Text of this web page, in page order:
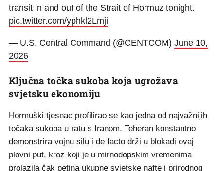
transit in and out of the Strait of Hormuz tonight.
pic.twitter.com/yphkl2Lmji
— U.S. Central Command (@CENTCOM) June 10,
2026
Ključna točka sukoba koja ugrožava
svjetsku ekonomiju
Hormuški tjesnac profilirao se kao jedna od najvažnijih
točaka sukoba u ratu s Iranom. Teheran konstantno
demonstrira vojnu silu i de facto drži u blokadi ovaj
plovni put, kroz koji je u mirnodopskim vremenima
prolazila čak petina ukupne svjetske nafte i prirodnog